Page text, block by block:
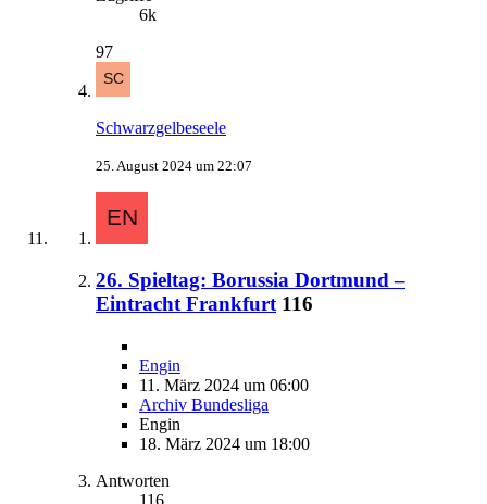
6k
97
Schwarzgelbeseele
25. August 2024 um 22:07
26. Spieltag: Borussia Dortmund –
Eintracht Frankfurt 116
Engin
11. März 2024 um 06:00
Archiv Bundesliga
Engin
18. März 2024 um 18:00
Antworten